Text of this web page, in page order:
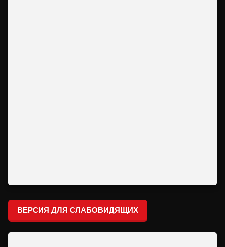
ВЕРСИЯ ДЛЯ СЛАБОВИДЯЩИХ